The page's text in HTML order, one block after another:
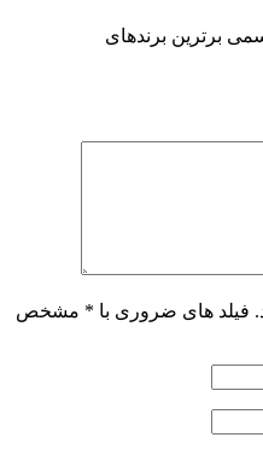
برترین برندهای
فیلد های ضروری با * مشخص